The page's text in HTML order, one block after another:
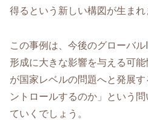
得るという新しい構図が生まれ
この事例は、今後のグローバ
形成に大きな影響を与える可
が国家レベルの問題へと発展
ントロールするのか」という
ていくでしょう。